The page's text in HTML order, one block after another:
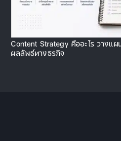
Content Strategy คืออะไร วางแผ
ผลลัพธ์ทางธุรกิจ